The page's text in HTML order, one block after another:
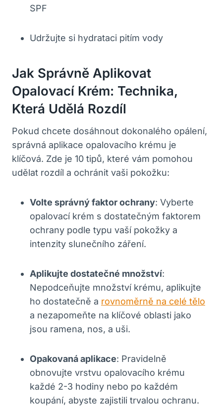
SPF
Udržujte si hydrataci pitím vody
Jak Správně Aplikovat
Opalovací Krém: Technika,
Která Udělá Rozdíl
Pokud chcete dosáhnout dokonalého opálení,
správná aplikace opalovacího krému je
klíčová. Zde je 10 tipů, které vám pomohou
udělat rozdíl a ochránit vaši pokožku:
Volte správný faktor ochrany: Vyberte
opalovací krém s dostatečným faktorem
ochrany podle typu vaší pokožky a
intenzity slunečního záření.
Aplikujte dostatečné množství:
Nepodceňujte množství krému, aplikujte
ho dostatečně a rovnoměrně na celé tělo
a nezapomeňte na klíčové oblasti jako
jsou ramena, nos, a uši.
Opakovaná aplikace: Pravidelně
obnovujte vrstvu opalovacího krému
každé 2-3 hodiny nebo po každém
koupání, abyste zajistili trvalou ochranu.